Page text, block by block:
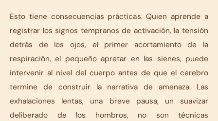
Esto tiene consecuencias prácticas. Quien aprende a
registrar los signos tempranos de activación, la tensión
detrás de los ojos, el primer acortamiento de la
respiración, el pequeño apretar en las sienes, puede
intervenir al nivel del cuerpo antes de que el cerebro
termine de construir la narrativa de amenaza. Las
exhalaciones lentas, una breve pausa, un suavizar
deliberado de los hombros, no son técnicas